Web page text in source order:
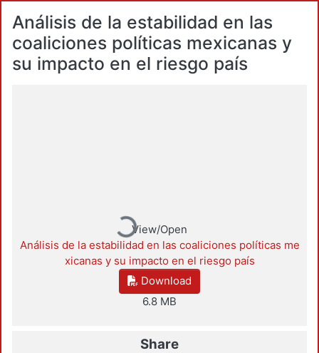
Análisis de la estabilidad en las
coaliciones políticas mexicanas y
su impacto en el riesgo país
Loading...View/Open
Análisis de la estabilidad en las coaliciones políticas me
xicanas y su impacto en el riesgo país
Download
6.8 MB
Share